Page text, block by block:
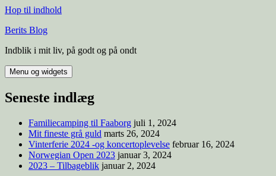
Hop til indhold
Berits Blog
Indblik i mit liv, på godt og på ondt
Menu og widgets
Seneste indlæg
Familiecamping til Faaborg juli 1, 2024
Mit fineste grå guld marts 26, 2024
Vinterferie 2024 -og koncertoplevelse februar 16, 2024
Norwegian Open 2023 januar 3, 2024
2023 – Tilbageblik januar 2, 2024